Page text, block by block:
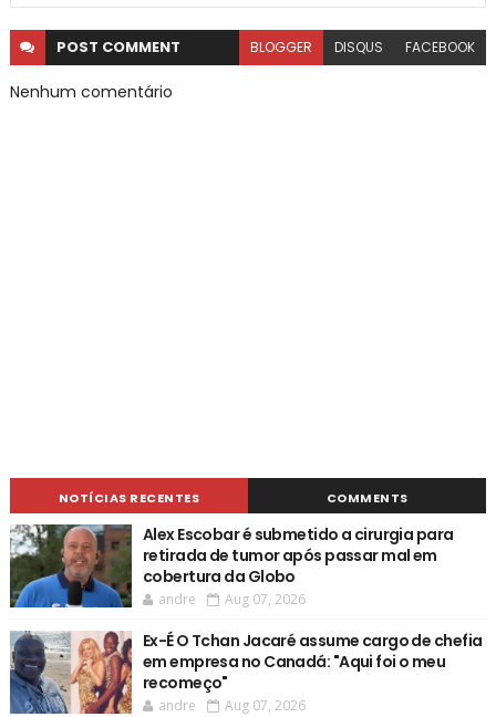
POST COMMENT BLOGGER DISQUS FACEBOOK
Nenhum comentário
NOTÍCIAS RECENTES COMMENTS
Alex Escobar é submetido a cirurgia para
retirada de tumor após passar mal em
cobertura da Globo
andre Aug 07, 2026
Ex-É O Tchan Jacaré assume cargo de chefia
em empresa no Canadá: "Aqui foi o meu
recomeço"
andre Aug 07, 2026